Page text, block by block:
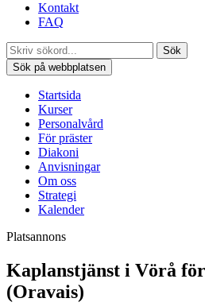
Kontakt
FAQ
Sök
Sök på webbplatsen
Startsida
Kurser
Personalvård
För präster
Diakoni
Anvisningar
Om oss
Strategi
Kalender
Platsannons
Kaplanstjänst i Vörå
(Oravais)